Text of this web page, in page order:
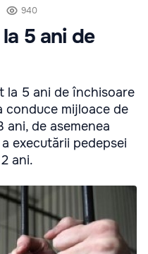
940
5 ani de
la 5 ani de închisoare
conduce mijloace de
de asemenea
executării pedepsei
ani.